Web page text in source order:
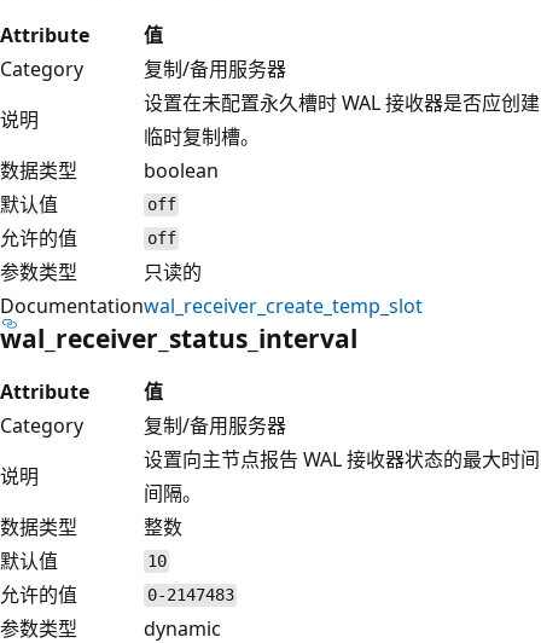
Attribute
值
Category
复制/备用服务器
说明
设置在未配置永久槽时 WAL 接收器是否应创建
临时复制槽。
数据类型
boolean
默认值
off
允许的值 off
参数类型
只读的
Documentationwal_receiver_create_temp_slot
wal_receiver_status_interval
Attribute
值
Category
复制/备用服务器
说明
设置向主节点报告 WAL 接收器状态的最大时间
间隔。
数据类型
整数
默认值
10
允许的值 0-2147483
参数类型
dynamic